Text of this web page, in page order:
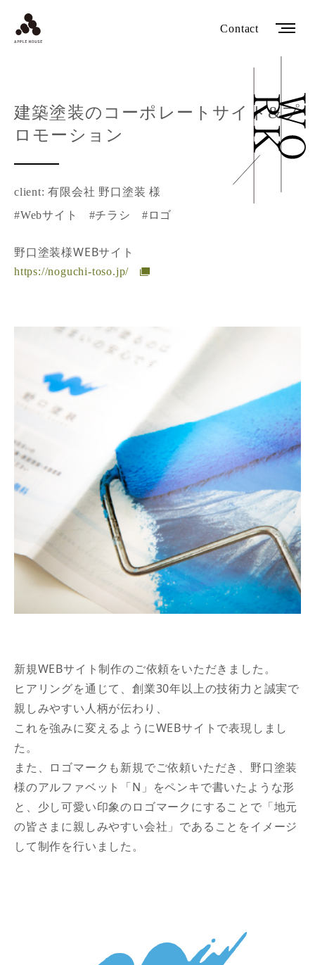
Contact
建築塗装のコーポレートサイト&プ
ロモーション
client: 有限会社 野口塗装 様
#Webサイト
#チラシ #ロゴ
野口塗装様WEBサイト
https://noguchi-toso.jp/
新規WEBサイト制作のご依頼をいただきました。
ヒアリングを通じて、創業30年以上の技術力と誠実で
親しみやすい人柄が伝わり、
これを強みに変えるようにWEBサイトで表現しまし
た。
また、ロゴマークも新規でご依頼いただき、野口塗装
様のアルファベット「N」をペンキで書いたような形
と、少し可愛い印象のロゴマークにすることで「地元
の皆さまに親しみやすい会社」であることをイメージ
して制作を行いました。